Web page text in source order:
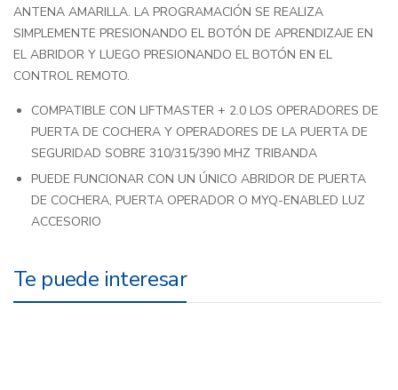
ANTENA AMARILLA. LA PROGRAMACIÓN SE REALIZA
SIMPLEMENTE PRESIONANDO EL BOTÓN DE APRENDIZAJE EN
EL ABRIDOR Y LUEGO PRESIONANDO EL BOTÓN EN EL
CONTROL REMOTO.
COMPATIBLE CON LIFTMASTER + 2.0 LOS OPERADORES DE
PUERTA DE COCHERA Y OPERADORES DE LA PUERTA DE
SEGURIDAD SOBRE 310/315/390 MHZ TRIBANDA
PUEDE FUNCIONAR CON UN ÚNICO ABRIDOR DE PUERTA
DE COCHERA, PUERTA OPERADOR O MYQ-ENABLED LUZ
ACCESORIO
Te puede interesar